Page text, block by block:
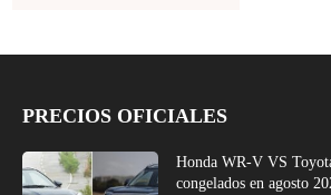
PRECIOS OFICIALES
Honda WR-V VS
congelados en agosto